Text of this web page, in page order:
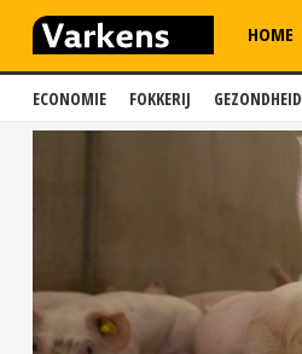
ECONOMIE FOKKERIJ GEZONDHEID
HOME